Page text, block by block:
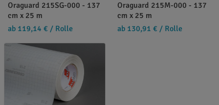
Oraguard 215SG-000 - 137
cm x 25 m
ab 119,14 € / Rolle
Oraguard 215M-000 - 137
cm x 25 m
ab 130,91 € / Rolle